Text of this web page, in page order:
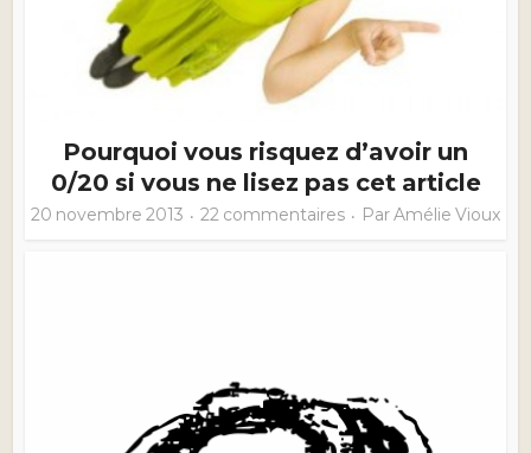
Pourquoi vous risquez d’avoir un
0/20 si vous ne lisez pas cet article
20 novembre 2013 22 commentaires ParAmélie Vioux